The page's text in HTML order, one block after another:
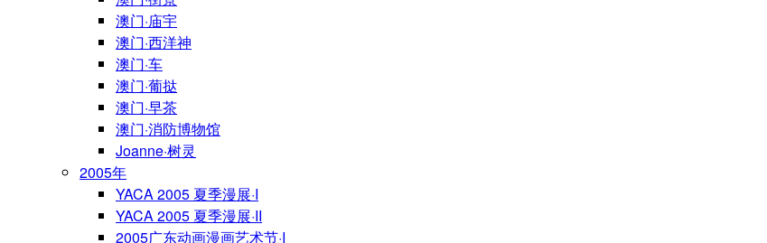
澳门·庙宇
澳门·西洋神
澳门·车
澳门·葡挞
澳门·早茶
澳门·消防博物馆
Joanne·树灵
2005年
YACA 2005 夏季漫展·I
YACA 2005 夏季漫展·II
2005广东动画漫画艺术节·I